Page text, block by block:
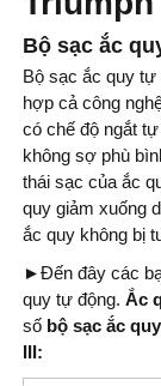
Bộ sạc ắc
Bộ sạc ắc quy tự
hợp cả công
có chế độ ngắt
không sợ phù
thái sạc của ắc
quy giảm xuống
ắc quy không bị
►Đến đây các
quy tự động. Ắc
số bộ sạc ắc
III: